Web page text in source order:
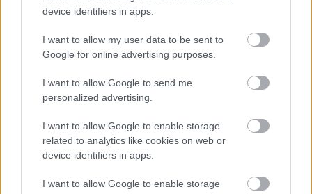
device identifiers in apps.
I want to allow my user data to be sent to
Google for online advertising purposes.
I want to allow Google to send me
personalized advertising.
I want to allow Google to enable storage
related to analytics like cookies on web or
device identifiers in apps.
I want to allow Google to enable storage
2008. december 28.
Teszi fel a kérdést minden idők egyik legjobb low-
budget scifi regényadaptációja, a The Man From
Earth, mely így második nézésre ismét
elgondolkodtatott. A karácsonyi pihenő utáni első
műnek, hisz Jerome Bixby még a 60-as…
Kép egy srácról aki egy srácot alakít
aki egy srácnak öltözött...és nem